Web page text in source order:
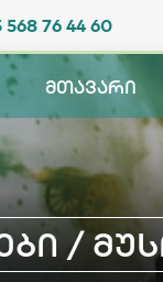
568 76 44 60
მთავარი
/